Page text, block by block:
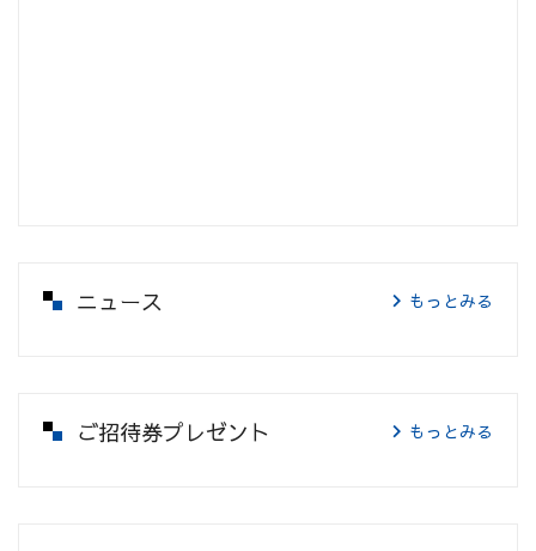
ニュース もっとみる
ご招待券プレゼント もっとみる